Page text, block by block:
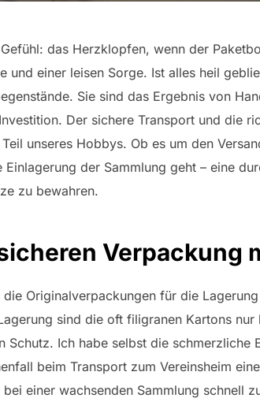
das Herzklopfen, wenn der
und einer leisen Sorge. Ist alles heil
Sie sind das Ergebnis von
Der sichere Transport und die
unseres Hobbys. Ob es um den
der Sammlung geht – eine
zu bewahren.
Verpackung
Originalverpackungen für die
sind die oft filigranen Kartons
Schutz. Ich habe selbst die
beim Transport zum Vereinsheim
einer wachsenden Sammlung schnell